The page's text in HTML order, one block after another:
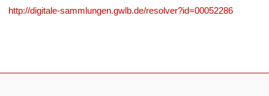
http://digitale-sammlungen.gwlb.de/resolver?id=00052286